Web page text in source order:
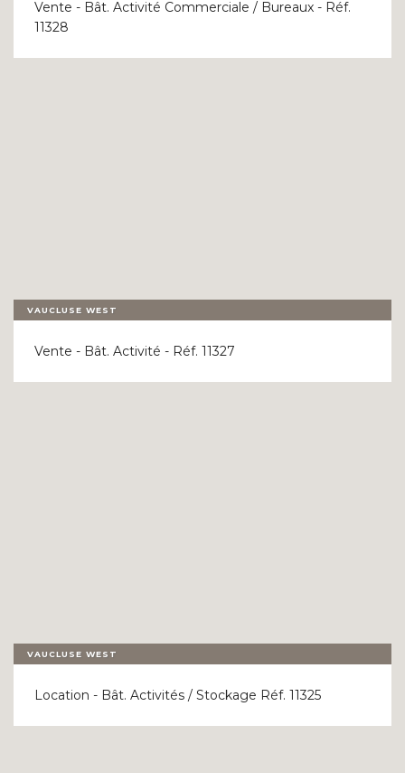
Vente - Bât. Activité Commerciale / Bureaux - Réf.
11328
VAUCLUSE WEST
Vente - Bât. Activité - Réf. 11327
VAUCLUSE WEST
Location - Bât. Activités / Stockage Réf. 11325